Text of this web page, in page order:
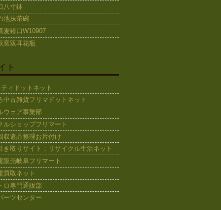
八寸鉢
池抹茶碗
麦猪口W10907
窯双耳花瓶
ト
ィドットネット
中古雑貨フリマドットネット
ウェア事業部
ルショップフリマート
収遺品整理お片付け
き取りサイト：リサイクル生活ネット
販売岐阜フリマート
買取ネット
ロ専門通販部
ーツセンター